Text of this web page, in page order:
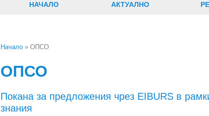
НАЧАЛО АКТУАЛНО
Начало » ОПСО
ОПСО
Покана за предложения чрез EIBURS в
знания